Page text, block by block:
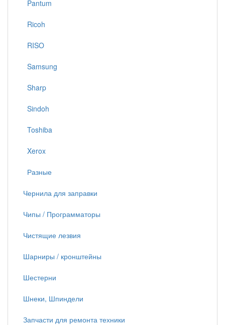
Pantum
Ricoh
RISO
Samsung
Sharp
Sindoh
Toshiba
Xerox
Разные
Чернила для заправки
Чипы / Программаторы
Чистящие лезвия
Шарниры / кронштейны
Шестерни
Шнеки, Шпиндели
Запчасти для ремонта техники